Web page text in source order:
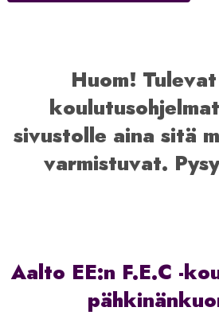
Huom! Tulevat
sivustolle aina sitä
varmistuvat.
Aalto EE:n F.E.C -